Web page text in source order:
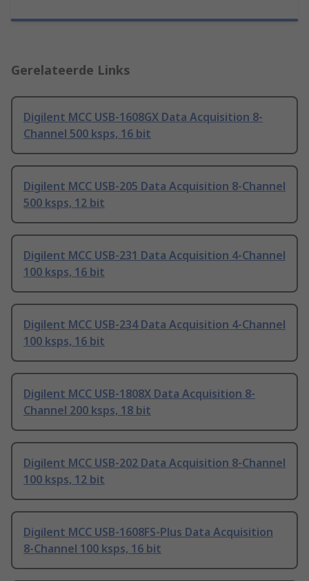
Gerelateerde Links
Digilent MCC USB-1608GX Data Acquisition 8-
Channel 500 ksps, 16 bit
Digilent MCC USB-205 Data Acquisition 8-Channel
500 ksps, 12 bit
Digilent MCC USB-231 Data Acquisition 4-Channel
100 ksps, 16 bit
Digilent MCC USB-234 Data Acquisition 4-Channel
100 ksps, 16 bit
Digilent MCC USB-1808X Data Acquisition 8-
Channel 200 ksps, 18 bit
Digilent MCC USB-202 Data Acquisition 8-Channel
100 ksps, 12 bit
Digilent MCC USB-1608FS-Plus Data Acquisition
8-Channel 100 ksps, 16 bit